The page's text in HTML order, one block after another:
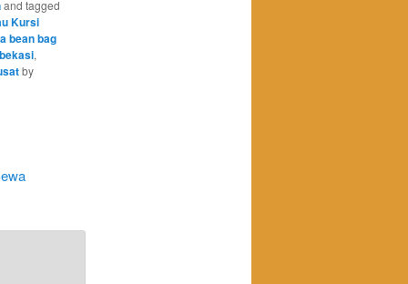
and tagged
Kursi
bean bag
,
by